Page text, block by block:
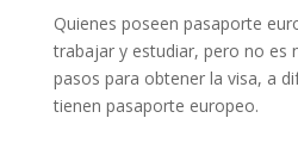
Quienes poseen pasaporte
trabajar y estudiar, pero no es
pasos para obtener la visa, a
tienen pasaporte europeo.